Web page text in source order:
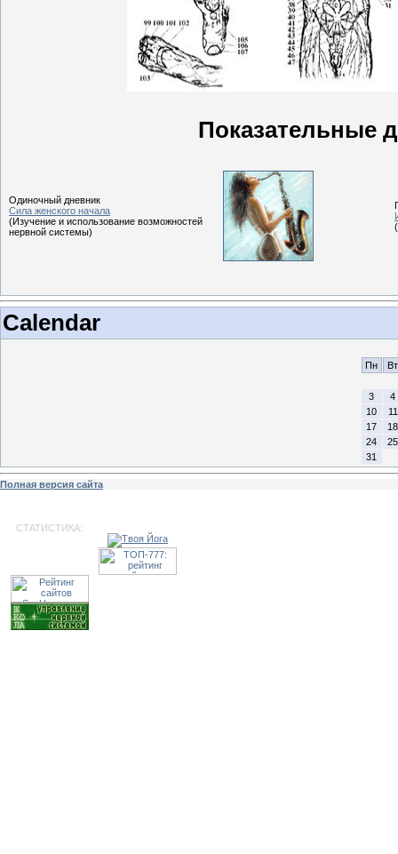
Показательные
Одиночный дневник
Сила женского начала
(Изучение и использование возможностей
нервной системы)
Calendar
Пн
Вт
3
4
10
11
17
18
24
25
31
Полная версия сайта
СТАТИСТИКА: